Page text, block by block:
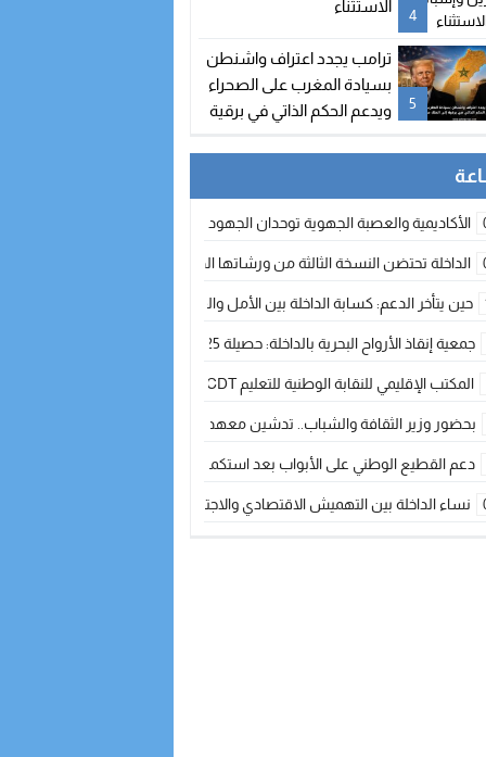
4
الاستثناء
5
ترامب يجدد اعتراف واشنطن
بسيادة المغرب على الصحراء
ويدعم الحكم الذاتي في برقية
الأكاديمية والعصبة الجهوية توحدان الجهود لتطوير الممارسة الكروية بجهة
الداخلة تحتضن النسخة الثالثة من ورشاتها الدولية: تكوين متخصص في التراث
حين يتأخر الدعم: كسابة الداخلة بين الأمل والقلق ؟
جمعية إنقاذ الأرواح البحرية بالداخلة: حصيلة 2025 بين مهام الإنقاذ ومشروع “دار البحار”
المكتب الإقليمي للنقابة الوطنية للتعليم CDT يجتمع مع المدير الإقليمي لمناقشة ملفات جوهرية لنساء ورجال التعليم
بحضور وزير الثقافة والشباب.. تدشين معهد الموسيقى والفنون الكوريغرافية بالداخلة
دعم القطيع الوطني على الأبواب بعد استكمال الترقيم… الفلاحة المغربية
نساء الداخلة بين التهميش الاقتصادي والاجتماعي… في المؤسسات الإنتاجية